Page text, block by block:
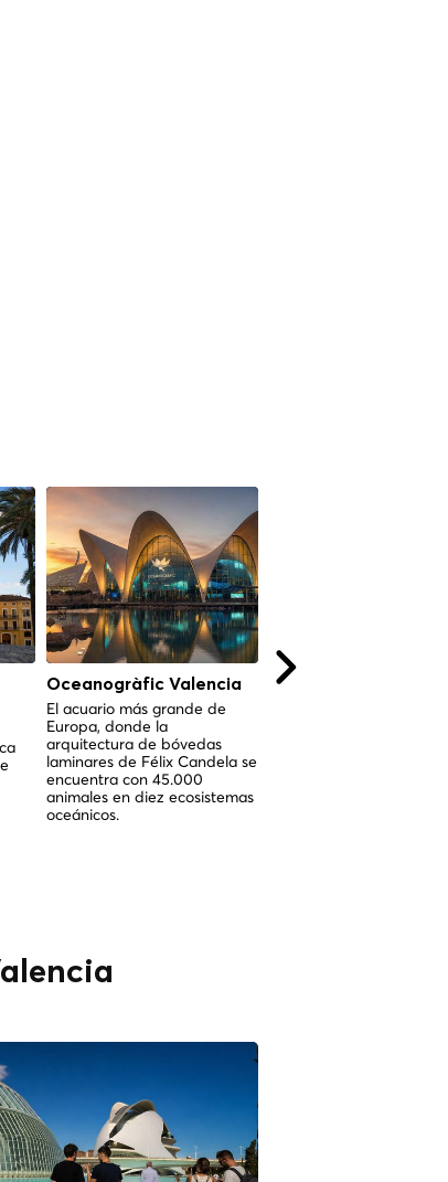
Oceanogràfic Valencia
El acuario más grande de
Europa, donde la
arquitectura de bóvedas
laminares de Félix Candela se
encuentra con 45.000
animales en diez ecosistemas
oceánicos.
Colegio del